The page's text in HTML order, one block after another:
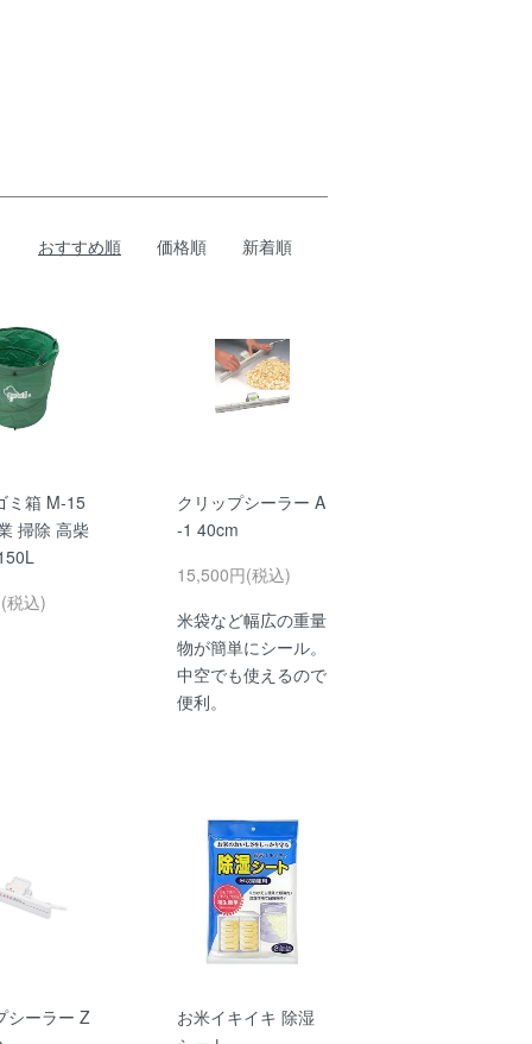
おすすめ順 価格順 新着順
ミ箱 M-15
掃除 高柴
税込)
クリップシーラー A
-1 40cm
15,500円(税込)
米袋など幅広の重量
物が簡単にシール。
中空でも使えるので
便利。
シーラー Z
お米イキイキ 除湿